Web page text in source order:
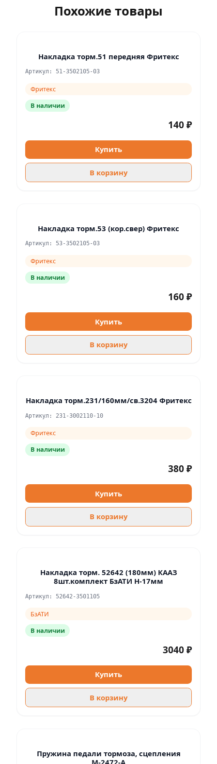
Похожие товары
Накладка торм.51 передняя Фритекс
Артикул: 51-3502105-03
Фритекс
В наличии
140 ₽
Купить
В корзину
Накладка торм.53 (кор.свер) Фритекс
Артикул: 53-3502105-03
Фритекс
В наличии
160 ₽
Купить
В корзину
Накладка торм.231/160мм/св.3204 Фритекс
Артикул: 231-3002110-10
Фритекс
В наличии
380 ₽
Купить
В корзину
Накладка торм. 52642 (180мм) КААЗ
8шт.комплект БзАТИ H-17мм
Артикул: 52642-3501105
БзАТИ
В наличии
3040 ₽
Купить
В корзину
Пружина педали тормоза, сцепления
М-2472-А